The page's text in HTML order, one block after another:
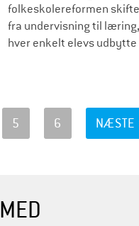
folkeskolereformen
fra undervisning til
hver enkelt elevs udbytte
5 6 NÆSTE